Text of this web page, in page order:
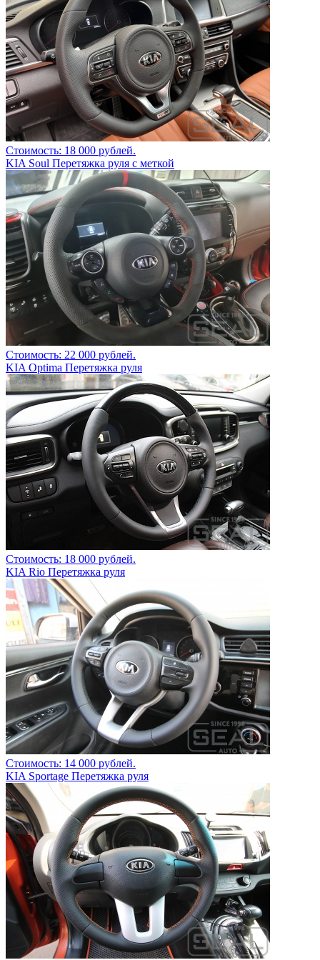
Стоимость: 18 000 рублей.
KIA Soul Перетяжка руля с меткой
Стоимость: 22 000 рублей.
KIA Optima Перетяжка руля
Стоимость: 18 000 рублей.
KIA Rio Перетяжка руля
Стоимость: 14 000 рублей.
KIA Sportage Перетяжка руля